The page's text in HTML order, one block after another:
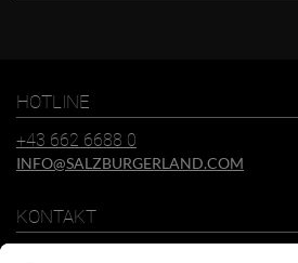
HOTLINE
+43 662 6688 0
INFO@SALZBURGERLAND.COM
KONTAKT